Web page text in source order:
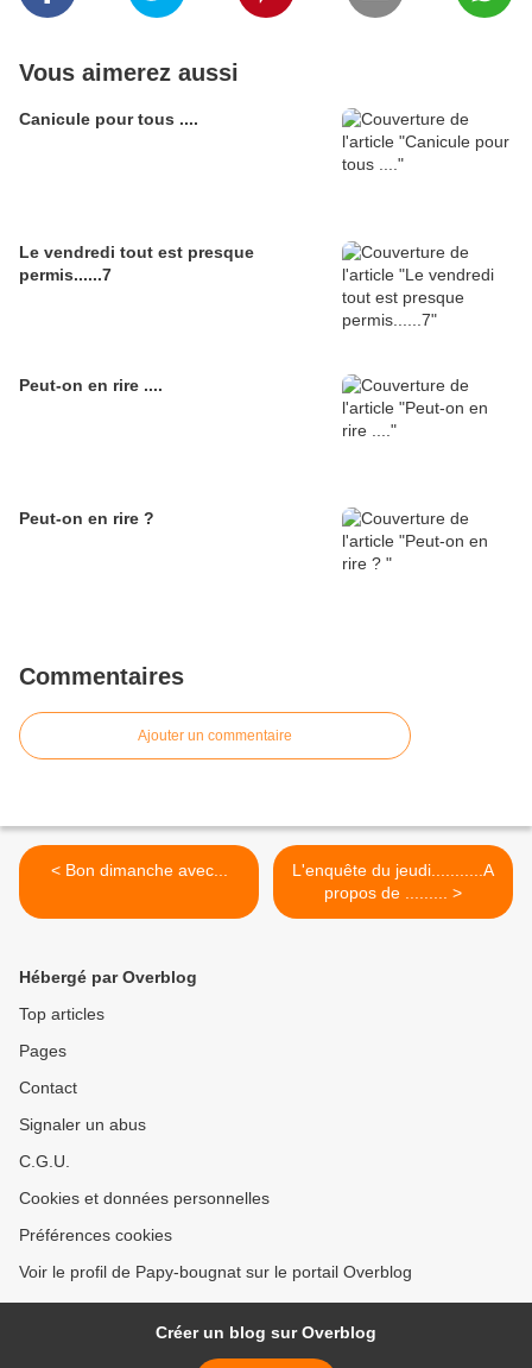
Vous aimerez aussi
Canicule pour tous ....
Le vendredi tout est presque
permis......7
Peut-on en rire ....
Peut-on en rire ?
Commentaires
Ajouter un commentaire
< Bon dimanche avec...
L'enquête du jeudi...........A
propos de ......... >
Hébergé par Overblog
Top articles
Pages
Contact
Signaler un abus
C.G.U.
Cookies et données personnelles
Préférences cookies
Voir le profil de Papy-bougnat sur le portail Overblog
Créer un blog sur Overblog